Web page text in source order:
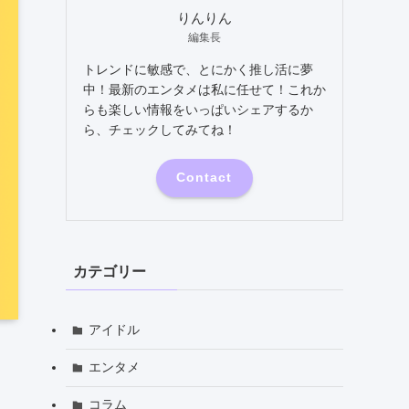
りんりん
編集長
トレンドに敏感で、とにかく推し活に夢
中！最新のエンタメは私に任せて！これか
らも楽しい情報をいっぱいシェアするか
ら、チェックしてみてね！
Contact
カテゴリー
アイドル
エンタメ
コラム